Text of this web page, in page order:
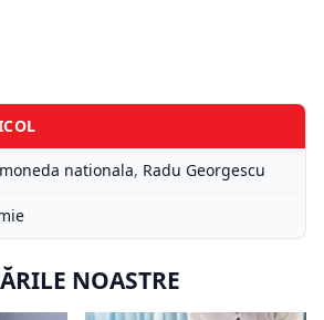
moneda nationala, Radu Georgescu
NOASTRE